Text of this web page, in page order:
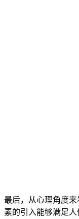
最后，从心理角度
素的引入能够满足